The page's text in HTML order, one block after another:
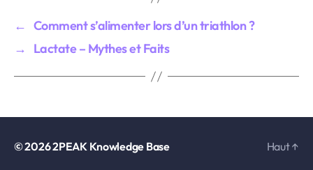
← Comment s’alimenter lors d’un triathlon ?
→
Lactate – Mythes et Faits
© 20262PEAK Knowledge Base Haut↑